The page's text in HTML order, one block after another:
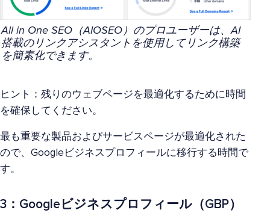
All in One SEO（AIOSEO）のプロユーザーは、AI
搭載のリンクアシスタントを使用してリンク構築
を簡素化できます。
ヒント：残りのウェブページを最適化するために時間
を確保してください。
最も重要な製品およびサービスページが最適化された
ので、Googleビジネスプロフィールに移行する時間で
す。
3：Googleビジネスプロフィール（GBP）